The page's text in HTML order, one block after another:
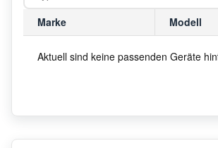
Marke Modell
Aktuell sind keine passenden Geräte